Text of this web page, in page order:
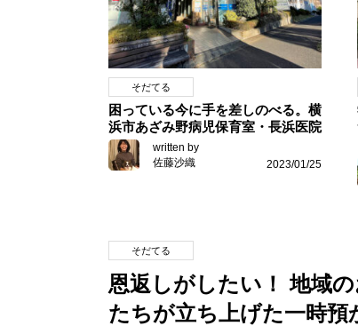
そだてる
困っている今に手を差しのべる。横
浜市あざみ野病児保育室・長浜医院
written by
佐藤沙織
2023/01/25
そだてる
恩返しがしたい！ 地域
たちが立ち上げた一時預